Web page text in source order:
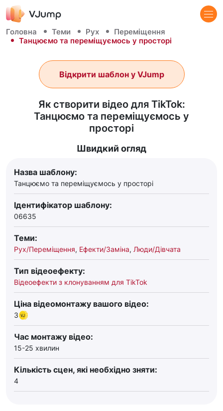
Головна Теми Рух
Переміщення
Танцюємо та переміщуємось у просторі
Як створити відео для TikTok:
Танцюємо та переміщуємось у
просторі
Відкрити шаблон у VJump
Швидкий огляд
Назва шаблону:
Танцюємо та переміщуємось у просторі
Ідентифікатор шаблону:
06635
Теми:
Рух/Переміщення, Ефекти/Заміна, Люди/Дівчата
Тип відеоефекту:
Відеоефекти з клонуванням для TikTok
Ціна відеомонтажу вашого відео:
3
Час монтажу відео:
15-25 хвилин
Кількість сцен, які необхідно зняти:
4